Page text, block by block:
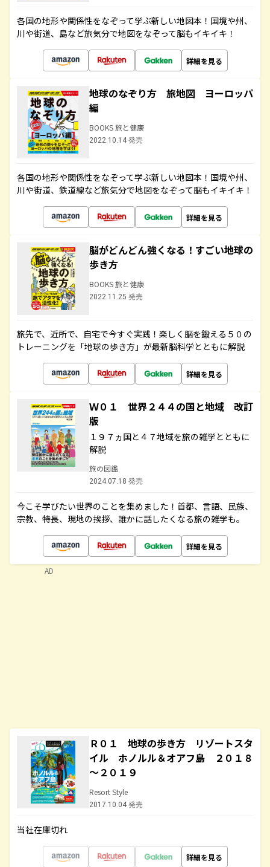
各国の地形や関係性をなぞって学ぶ新しい地図本！国境や州、
川や街道、島など旅気分で地図をなぞって脳もイキイキ！
詳細を見る
地球のなぞり方 旅地図 ヨーロッパ
編
BOOKS 旅と健康
2022.10.14 発売
各国の地形や関係性をなぞって学ぶ新しい地図本！国境や州、
川や街道、鉄道線など旅気分で地図をなぞって脳もイキイキ！
詳細を見る
脳がどんどん強くなる！すごい地球の
歩き方
BOOKS 旅と健康
2022.11.25 発売
旅先で、近所で、自宅で今すぐ実践！楽しく脳を鍛える５０の
トレーニングを「地球の歩き方」が最新脳科学とともに解説
詳細を見る
Ｗ０１ 世界２４４の国と地域 改訂
版
１９７ヵ国と４７地域を旅の雑学とともに
解説
旅の図鑑
2024.07.18 発売
今こそ学びたい世界のことを集めました！首都、言語、民族、
宗教、特長、現地の挨拶、誰かに話したくなる旅の雑学も。
詳細を見る
Ｒ０１ 地球の歩き方 リゾートスタ
イル ホノルル＆オアフ島 ２０１８
～２０１９
Resort Style
2017.10.04 発売
当社在庫切れ
詳細を見る
AD